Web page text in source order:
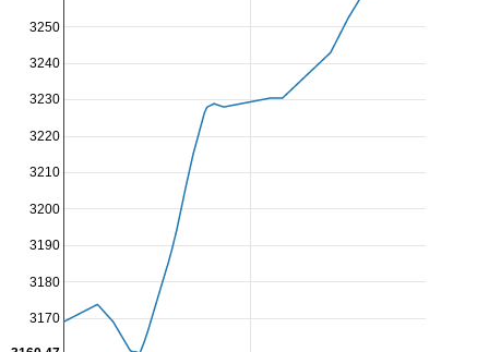
3170
3180
3190
3200
3210
3220
3230
3240
3250